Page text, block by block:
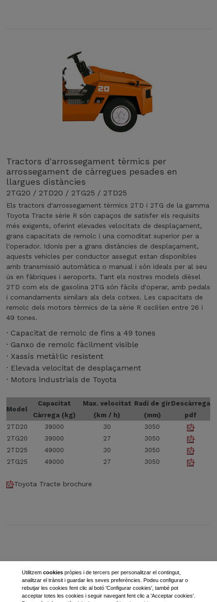
Tractors d'arrossegament tèrmics per
arrossegament de càrregues pesades en
llargues distàncies
2TG20 / 2TD20 / 2TG25 / 2TD25
Els tractors d'arrossegament tèrmics 2TD i 2TG de la gamma
Toyota Tracte sèrie R són capaços de satisfer els requisits
més exigents, oferint elevades velocitats de desplaçament,
grans capacitats de remolc i una comoditat superior per a
l'operador. Idonis per a grans distàncies de desplaçament,
aquests vehicles per conductor assegut estan disponibles
amb transmissió automàtica o manual i són ideals per al seu
ús en fàbriques i aeroports. Tant els nostres models dièsel
2TD com els de gasolina 2TG són fàcils d'operar, amb pedals
i comandaments similars als dels cotxes. Les capacitats de
remolc dels motors tèrmics de la sèrie R oscil·len entre 26 i
49 tones.
· Capacitat de remolc de fins a 49 tones
· Ganxo de remolc fàcilment visible
· Xassís metàl·lic resistent
· Elevada velocitat de desplaçament
· Motors industrials de Toyota
Model
Capacitat
Càrrega (kg)
Max. velocitat
(km / h)
Radi de gir
(mm)
Descàrrega
pdf
2TD20
39000 30
3050
2TG20
39000 27
3050
2TD25
49000 30
3050
2TG25
49000 27 3050
Toyota Tracte brochure
Utilitzem cookiespròpies i de tercers per personalitzar el contingut,
analitzar el trànsit i guardar les seves preferències. Podeu configurar o
rebutjar les cookies fent clic al botó 'Configurar cookies', també pot
acceptar totes les cookies i seguir navegant fent clic a 'Acceptar cookies'.